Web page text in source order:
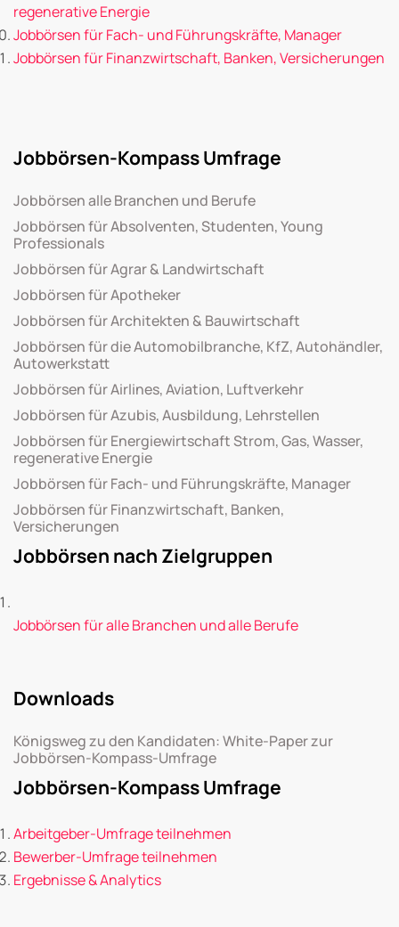
regenerative Energie
Jobbörsen für Fach- und Führungskräfte, Manager
Jobbörsen für Finanzwirtschaft, Banken, Versicherungen
Jobbörsen-Kompass Umfrage
Jobbörsen alle Branchen und Berufe
Jobbörsen für Absolventen, Studenten, Young
Professionals
Jobbörsen für Agrar & Landwirtschaft
Jobbörsen für Apotheker
Jobbörsen für Architekten & Bauwirtschaft
Jobbörsen für die Automobilbranche, KfZ, Autohändler,
Autowerkstatt
Jobbörsen für Airlines, Aviation, Luftverkehr
Jobbörsen für Azubis, Ausbildung, Lehrstellen
Jobbörsen für Energiewirtschaft Strom, Gas, Wasser,
regenerative Energie
Jobbörsen für Fach- und Führungskräfte, Manager
Jobbörsen für Finanzwirtschaft, Banken,
Versicherungen
Jobbörsen nach Zielgruppen
Jobbörsen für alle Branchen und alle Berufe
Downloads
Königsweg zu den Kandidaten: White-Paper zur
Jobbörsen-Kompass-Umfrage
Jobbörsen-Kompass Umfrage
Arbeitgeber-Umfrage teilnehmen
Bewerber-Umfrage teilnehmen
Ergebnisse & Analytics